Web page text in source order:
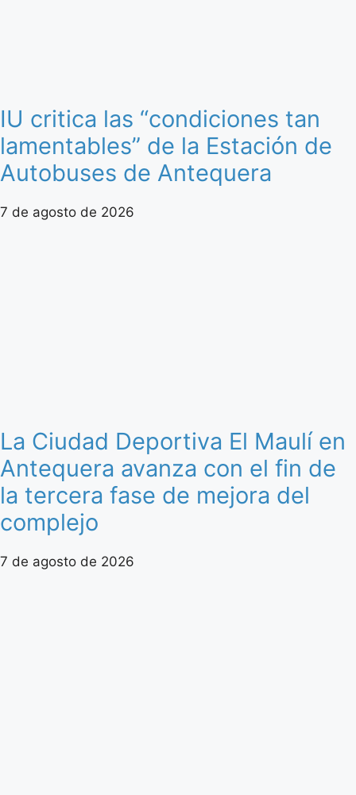
IU critica las “condiciones tan
lamentables” de la Estación de
Autobuses de Antequera
7 de agosto de 2026
La Ciudad Deportiva El Maulí en
Antequera avanza con el fin de
la tercera fase de mejora del
complejo
7 de agosto de 2026